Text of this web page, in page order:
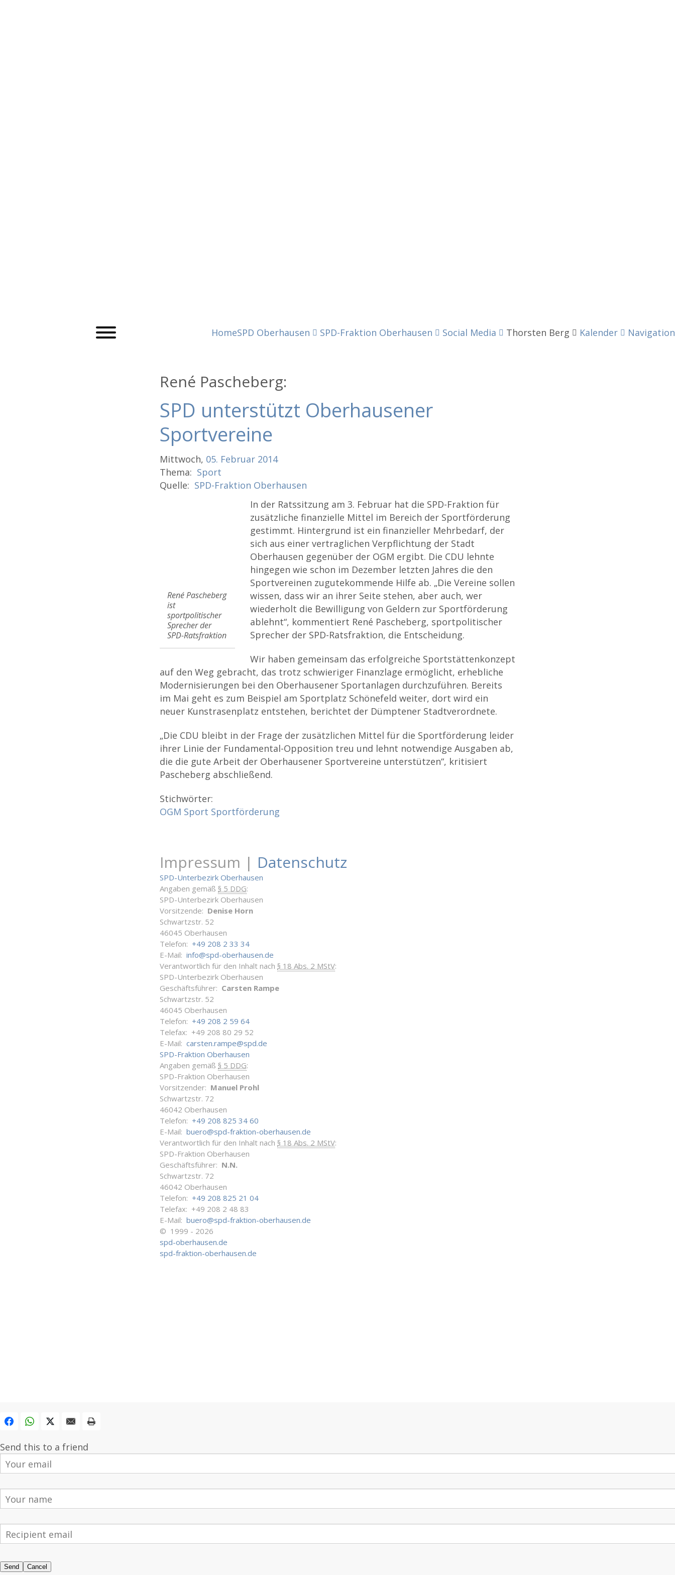
HomeSPD Oberhausen SPD-Fraktion Oberhausen Social Media Thorsten Berg Kalender Navigation
René Pascheberg:
SPD unterstützt Oberhausener
Sportvereine
Mittwoch, 05. Februar 2014
Thema: Sport
Quelle: SPD-Fraktion Oberhausen
René Pascheberg
ist
sportpolitischer
Sprecher der
SPD-Ratsfraktion
In der Ratssitzung am 3. Februar hat die SPD-Fraktion für
zusätzliche finanzielle Mittel im Bereich der Sportförderung
gestimmt. Hintergrund ist ein finanzieller Mehrbedarf, der
sich aus einer vertraglichen Verpflichtung der Stadt
Oberhausen gegenüber der OGM ergibt. Die CDU lehnte
hingegen wie schon im Dezember letzten Jahres die den
Sportvereinen zugutekommende Hilfe ab. „Die Vereine sollen
wissen, dass wir an ihrer Seite stehen, aber auch, wer
wiederholt die Bewilligung von Geldern zur Sportförderung
ablehnt“, kommentiert René Pascheberg, sportpolitischer
Sprecher der SPD-Ratsfraktion, die Entscheidung.
Wir haben gemeinsam das erfolgreiche Sportstättenkonzept
auf den Weg gebracht, das trotz schwieriger Finanzlage ermöglicht, erhebliche
Modernisierungen bei den Oberhausener Sportanlagen durchzuführen. Bereits
im Mai geht es zum Beispiel am Sportplatz Schönefeld weiter, dort wird ein
neuer Kunstrasenplatz entstehen, berichtet der Dümptener Stadtverordnete.
„Die CDU bleibt in der Frage der zusätzlichen Mittel für die Sportförderung leider
ihrer Linie der Fundamental-Opposition treu und lehnt notwendige Ausgaben ab,
die die gute Arbeit der Oberhausener Sportvereine unterstützen“, kritisiert
Pascheberg abschließend.
Stichwörter:
OGM Sport Sportförderung
Impressum | Datenschutz
SPD-Unterbezirk Oberhausen
Angaben gemäß § 5 DDG:
SPD-Unterbezirk Oberhausen
Vorsitzende: Denise Horn
Schwartzstr. 52
46045 Oberhausen
Telefon: +49 208 2 33 34
E-Mail: info@spd-oberhausen.de
Verantwortlich für den Inhalt nach § 18 Abs. 2 MStV:
SPD-Unterbezirk Oberhausen
Geschäftsführer: Carsten Rampe
Schwartzstr. 52
46045 Oberhausen
Telefon: +49 208 2 59 64
Telefax: +49 208 80 29 52
E-Mail: carsten.rampe@spd.de
SPD-Fraktion Oberhausen
Angaben gemäß § 5 DDG:
SPD-Fraktion Oberhausen
Vorsitzender: Manuel Prohl
Schwartzstr. 72
46042 Oberhausen
Telefon: +49 208 825 34 60
E-Mail: buero@spd-fraktion-oberhausen.de
Verantwortlich für den Inhalt nach § 18 Abs. 2 MStV:
SPD-Fraktion Oberhausen
Geschäftsführer: N.N.
Schwartzstr. 72
46042 Oberhausen
Telefon: +49 208 825 21 04
Telefax: +49 208 2 48 83
E-Mail: buero@spd-fraktion-oberhausen.de
© 1999 - 2026
spd-oberhausen.de
spd-fraktion-oberhausen.de
FACEBOOKWHATSAPP E-MAIL
Send this to a friend
Send Cancel